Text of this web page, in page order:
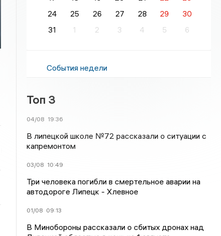
24
25 26 27 28 29
30
31
1 2 3 4 5 6
События недели
Топ 3
04/08 19:36
В липецкой школе №72 рассказали о ситуации с
капремонтом
03/08 10:49
Три человека погибли в смертельное аварии на
автодороге Липецк - Хлевное
01/08 09:13
В Минобороны рассказали о сбитых дронах над